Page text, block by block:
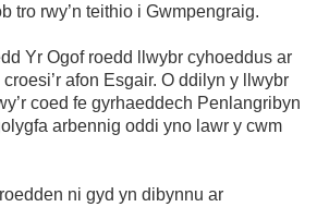
tro rwy’n teithio i Gwmpengraig.
Yr Ogof roedd llwybr cyhoeddus ar
afon Esgair. O ddilyn y llwybr
coed fe gyrhaeddech Penlangribyn
arbennig oddi yno lawr y cwm
ni gyd yn dibynnu ar